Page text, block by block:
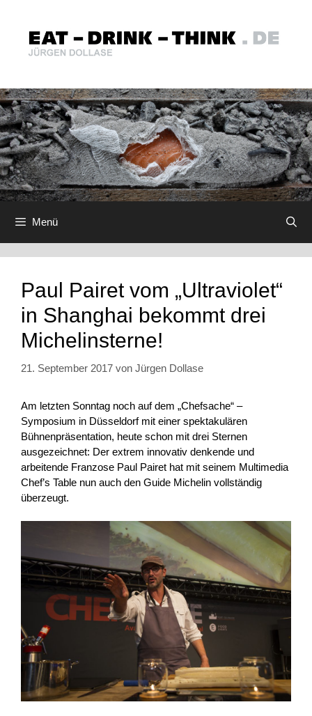
springen
Menü
Paul Pairet vom „Ultraviolet“
in Shanghai bekommt drei
Michelinsterne!
21. September 2017 von Jürgen Dollase
Am letzten Sonntag noch auf dem „Chefsache“ –
Symposium in Düsseldorf mit einer spektakulären
Bühnenpräsentation, heute schon mit drei Sternen
ausgezeichnet: Der extrem innovativ denkende und
arbeitende Franzose Paul Pairet hat mit seinem Multimedia
Chef’s Table nun auch den Guide Michelin vollständig
überzeugt.